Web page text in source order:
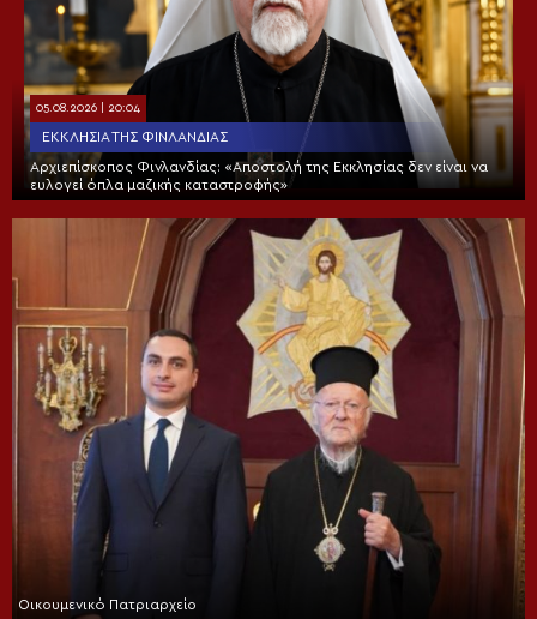
05.08.2026 | 20:04
ΕΚΚΛΗΣΊΑ ΤΗΣ ΦΙΝΛΑΝΔΊΑΣ
Αρχιεπίσκοπος Φινλανδίας: «Αποστολή της Εκκλησίας δεν είναι να
ευλογεί όπλα μαζικής καταστροφής»
Οικουμενικό Πατριαρχείο